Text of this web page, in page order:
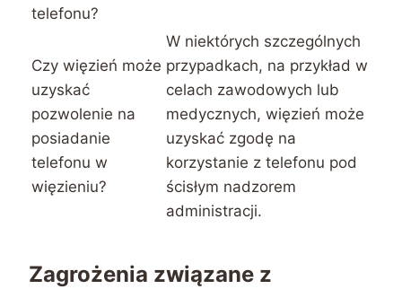
telefonu?
Czy więzień może
uzyskać
pozwolenie na
posiadanie
telefonu w
więzieniu?
W niektórych szczególnych
przypadkach, na przykład w
celach zawodowych lub
medycznych, więzień może
uzyskać zgodę na
korzystanie z telefonu pod
ścisłym nadzorem
administracji.
Zagrożenia związane z